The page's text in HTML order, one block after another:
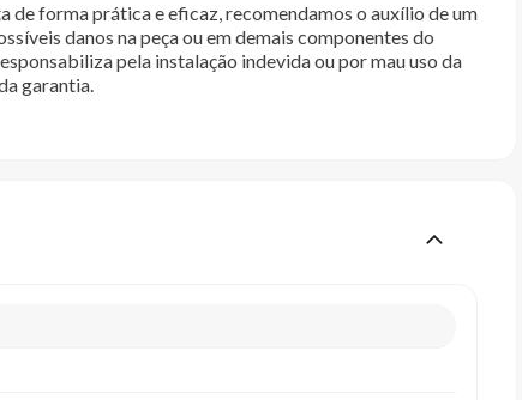
de forma prática e eficaz, recomendamos o auxílio de um
danos na peça ou em demais componentes do
pela instalação indevida ou por mau uso da
garantia.